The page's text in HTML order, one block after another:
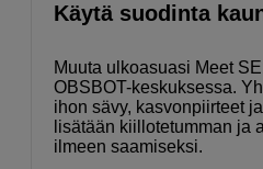
Käytä suodinta
Muuta ulkoasuasi Meet
OBSBOT-keskuksessa.
ihon sävy, kasvonpiirteet
lisätään kiillotetumman ja
ilmeen saamiseksi.